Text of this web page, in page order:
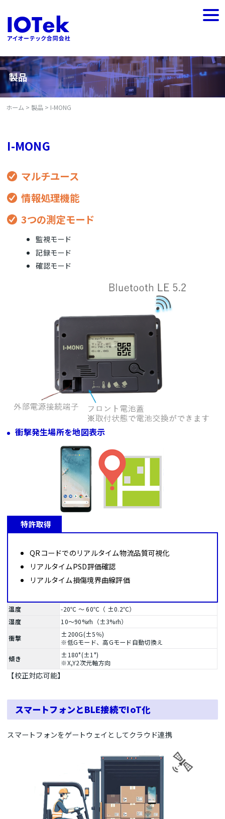
content
製品
ホーム >製品 > I-MONG
I-MONG
マルチユース
情報処理機能
3つの測定モード
監視モード
記録モード
確認モード
衝撃発生場所を地図表示
特許取得
QRコードでのリアルタイム物流品質可視化
リアルタイムPSD評価確認
リアルタイム損傷境界曲線評価
温度
-20℃ ～ 60℃（ ±0.2℃）
湿度
10～90%rh（±3%rh）
衝撃
±200G(±5％)
※低Gモード、高Gモード自動切換え
傾き
±180°(±1°)
※X,Y2次元軸方向
【校正対応可能】
スマートフォンとBLE接続でIoT化
スマートフォンをゲートウェイとしてクラウド連携